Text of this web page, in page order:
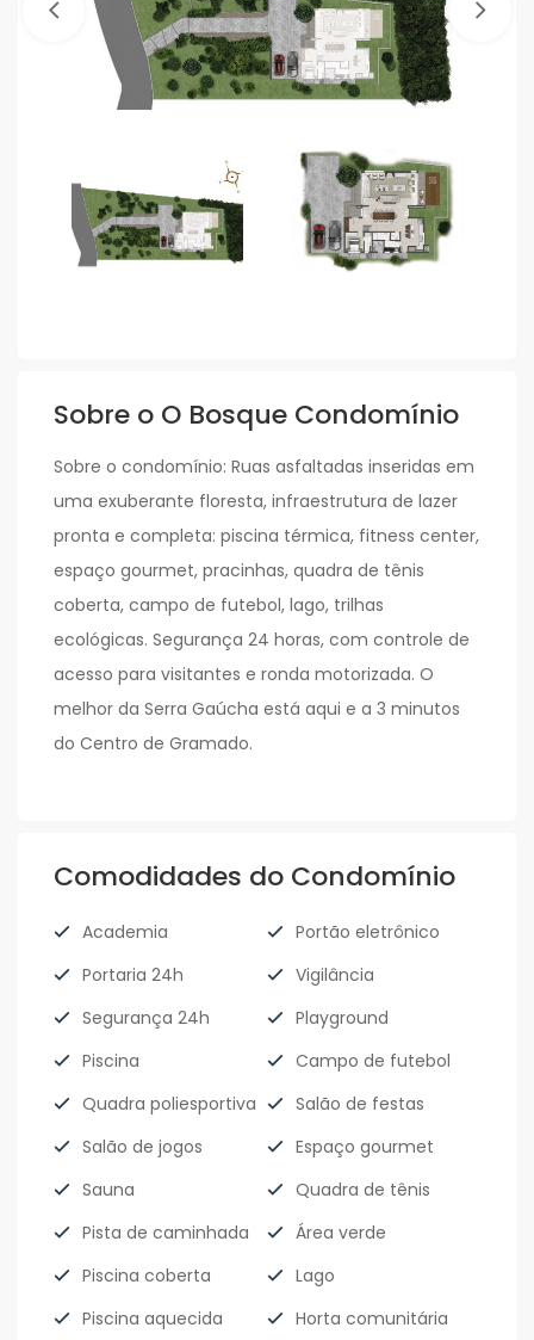
Sobre o O Bosque Condomínio
Sobre o condomínio: Ruas asfaltadas inseridas em
uma exuberante floresta, infraestrutura de lazer
pronta e completa: piscina térmica, fitness center,
espaço gourmet, pracinhas, quadra de tênis
coberta, campo de futebol, lago, trilhas
ecológicas. Segurança 24 horas, com controle de
acesso para visitantes e ronda motorizada. O
melhor da Serra Gaúcha está aqui e a 3 minutos
do Centro de Gramado.
Comodidades do Condomínio
Academia
Portão eletrônico
Portaria 24h
Vigilância
Segurança 24h
Playground
Piscina
Campo de futebol
Quadra poliesportiva
Salão de festas
Salão de jogos
Espaço gourmet
Sauna
Quadra de tênis
Pista de caminhada
Área verde
Piscina coberta
Lago
Piscina aquecida
Horta comunitária